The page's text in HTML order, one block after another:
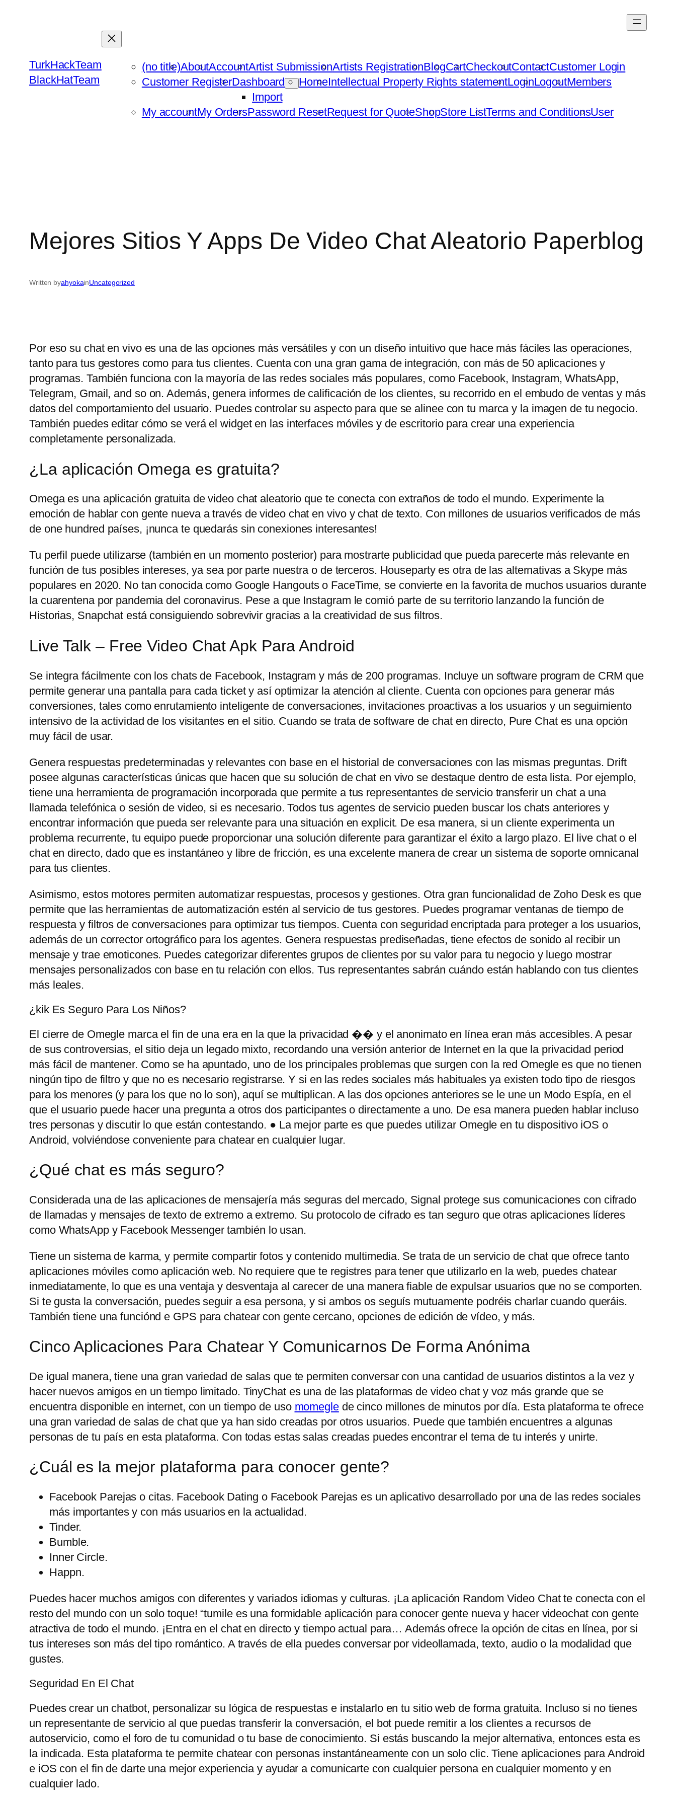
TurkHackTeam
BlackHatTeam
(no title)AboutAccountArtist SubmissionArtists RegistrationBlogCartCheckoutContactCustomer Login
Customer RegisterDashboard
Import
HomeIntellectual Property Rights statementLoginLogoutMembers
My accountMy OrdersPassword ResetRequest for QuoteShopStore ListTerms and ConditionsUser
Mejores Sitios Y Apps De Video Chat Aleatorio Paperblog
Written byahyokainUncategorized
Por eso su chat en vivo es una de las opciones más versátiles y con un diseño intuitivo que hace más fáciles las operaciones,
tanto para tus gestores como para tus clientes. Cuenta con una gran gama de integración, con más de 50 aplicaciones y
programas. También funciona con la mayoría de las redes sociales más populares, como Facebook, Instagram, WhatsApp,
Telegram, Gmail, and so on. Además, genera informes de calificación de los clientes, su recorrido en el embudo de ventas y más
datos del comportamiento del usuario. Puedes controlar su aspecto para que se alinee con tu marca y la imagen de tu negocio.
También puedes editar cómo se verá el widget en las interfaces móviles y de escritorio para crear una experiencia
completamente personalizada.
¿La aplicación Omega es gratuita?
Omega es una aplicación gratuita de video chat aleatorio que te conecta con extraños de todo el mundo. Experimente la
emoción de hablar con gente nueva a través de video chat en vivo y chat de texto. Con millones de usuarios verificados de más
de one hundred países, ¡nunca te quedarás sin conexiones interesantes!
Tu perfil puede utilizarse (también en un momento posterior) para mostrarte publicidad que pueda parecerte más relevante en
función de tus posibles intereses, ya sea por parte nuestra o de terceros. Houseparty es otra de las alternativas a Skype más
populares en 2020. No tan conocida como Google Hangouts o FaceTime, se convierte en la favorita de muchos usuarios durante
la cuarentena por pandemia del coronavirus. Pese a que Instagram le comió parte de su territorio lanzando la función de
Historias, Snapchat está consiguiendo sobrevivir gracias a la creatividad de sus filtros.
Live Talk – Free Video Chat Apk Para Android
Se integra fácilmente con los chats de Facebook, Instagram y más de 200 programas. Incluye un software program de CRM que
permite generar una pantalla para cada ticket y así optimizar la atención al cliente. Cuenta con opciones para generar más
conversiones, tales como enrutamiento inteligente de conversaciones, invitaciones proactivas a los usuarios y un seguimiento
intensivo de la actividad de los visitantes en el sitio. Cuando se trata de software de chat en directo, Pure Chat es una opción
muy fácil de usar.
Genera respuestas predeterminadas y relevantes con base en el historial de conversaciones con las mismas preguntas. Drift
posee algunas características únicas que hacen que su solución de chat en vivo se destaque dentro de esta lista. Por ejemplo,
tiene una herramienta de programación incorporada que permite a tus representantes de servicio transferir un chat a una
llamada telefónica o sesión de video, si es necesario. Todos tus agentes de servicio pueden buscar los chats anteriores y
encontrar información que pueda ser relevante para una situación en explicit. De esa manera, si un cliente experimenta un
problema recurrente, tu equipo puede proporcionar una solución diferente para garantizar el éxito a largo plazo. El live chat o el
chat en directo, dado que es instantáneo y libre de fricción, es una excelente manera de crear un sistema de soporte omnicanal
para tus clientes.
Asimismo, estos motores permiten automatizar respuestas, procesos y gestiones. Otra gran funcionalidad de Zoho Desk es que
permite que las herramientas de automatización estén al servicio de tus gestores. Puedes programar ventanas de tiempo de
respuesta y filtros de conversaciones para optimizar tus tiempos. Cuenta con seguridad encriptada para proteger a los usuarios,
además de un corrector ortográfico para los agentes. Genera respuestas prediseñadas, tiene efectos de sonido al recibir un
mensaje y trae emoticones. Puedes categorizar diferentes grupos de clientes por su valor para tu negocio y luego mostrar
mensajes personalizados con base ​​en tu relación con ellos. Tus representantes sabrán cuándo están hablando con tus clientes
más leales.
¿kik Es Seguro Para Los Niños?
El cierre de Omegle marca el fin de una era en la que la privacidad �� y el anonimato en línea eran más accesibles. A pesar
de sus controversias, el sitio deja un legado mixto, recordando una versión anterior de Internet en la que la privacidad period
más fácil de mantener. Como se ha apuntado, uno de los principales problemas que surgen con la red Omegle es que no tienen
ningún tipo de filtro y que no es necesario registrarse. Y si en las redes sociales más habituales ya existen todo tipo de riesgos
para los menores (y para los que no lo son), aquí se multiplican. A las dos opciones anteriores se le une un Modo Espía, en el
que el usuario puede hacer una pregunta a otros dos participantes o directamente a uno. De esa manera pueden hablar incluso
tres personas y discutir lo que están contestando. ● La mejor parte es que puedes utilizar Omegle en tu dispositivo iOS o
Android, volviéndose conveniente para chatear en cualquier lugar.
¿Qué chat es más seguro?
Considerada una de las aplicaciones de mensajería más seguras del mercado, Signal protege sus comunicaciones con cifrado
de llamadas y mensajes de texto de extremo a extremo. Su protocolo de cifrado es tan seguro que otras aplicaciones líderes
como WhatsApp y Facebook Messenger también lo usan.
Tiene un sistema de karma, y permite compartir fotos y contenido multimedia. Se trata de un servicio de chat que ofrece tanto
aplicaciones móviles como aplicación web. No requiere que te registres para tener que utilizarlo en la web, puedes chatear
inmediatamente, lo que es una ventaja y desventaja al carecer de una manera fiable de expulsar usuarios que no se comporten.
Si te gusta la conversación, puedes seguir a esa persona, y si ambos os seguís mutuamente podréis charlar cuando queráis.
También tiene una funciónd e GPS para chatear con gente cercano, opciones de edición de vídeo, y más.
Cinco Aplicaciones Para Chatear Y Comunicarnos De Forma Anónima
De igual manera, tiene una gran variedad de salas que te permiten conversar con una cantidad de usuarios distintos a la vez y
hacer nuevos amigos en un tiempo limitado. TinyChat es una de las plataformas de video chat y voz más grande que se
encuentra disponible en internet, con un tiempo de uso momeglede cinco millones de minutos por día. Esta plataforma te ofrece
una gran variedad de salas de chat que ya han sido creadas por otros usuarios. Puede que también encuentres a algunas
personas de tu país en esta plataforma. Con todas estas salas creadas puedes encontrar el tema de tu interés y unirte.
¿Cuál es la mejor plataforma para conocer gente?
Facebook Parejas o citas. Facebook Dating o Facebook Parejas es un aplicativo desarrollado por una de las redes sociales
más importantes y con más usuarios en la actualidad.
Tinder.
Bumble.
Inner Circle.
Happn.
Puedes hacer muchos amigos con diferentes y variados idiomas y culturas. ¡La aplicación Random Video Chat te conecta con el
resto del mundo con un solo toque! “tumile es una formidable aplicación para conocer gente nueva y hacer videochat con gente
atractiva de todo el mundo. ¡Entra en el chat en directo y tiempo actual para… Además ofrece la opción de citas en línea, por si
tus intereses son más del tipo romántico. A través de ella puedes conversar por videollamada, texto, audio o la modalidad que
gustes.
Seguridad En El Chat
Puedes crear un chatbot, personalizar su lógica de respuestas e instalarlo en tu sitio web de forma gratuita. Incluso si no tienes
un representante de servicio al que puedas transferir la conversación, el bot puede remitir a los clientes a recursos de
autoservicio, como el foro de tu comunidad o tu base de conocimiento. Si estás buscando la mejor alternativa, entonces esta es
la indicada. Esta plataforma te permite chatear con personas instantáneamente con un solo clic. Tiene aplicaciones para Android
e iOS con el fin de darte una mejor experiencia y ayudar a comunicarte con cualquier persona en cualquier momento y en
cualquier lado.